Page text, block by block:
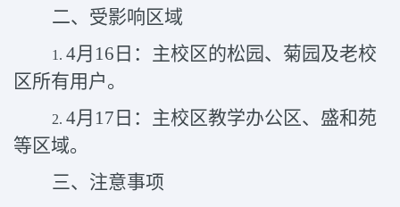
二、受影响区域
1. 4月 16 日 ：主校区的松园、菊园及老校
区所有用户。
2. 4月 17 日 ：主校区教学办公区、盛和苑
等区域。
三、注意事项